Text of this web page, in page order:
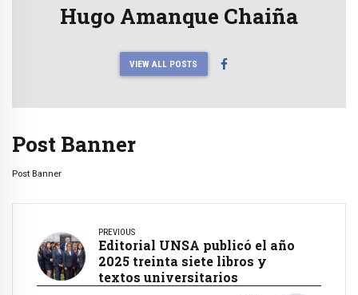
Hugo Amanque Chaiña
VIEW ALL POSTS
Post Banner
Post Banner
PREVIOUS
Editorial UNSA publicó el año
2025 treinta siete libros y
textos universitarios